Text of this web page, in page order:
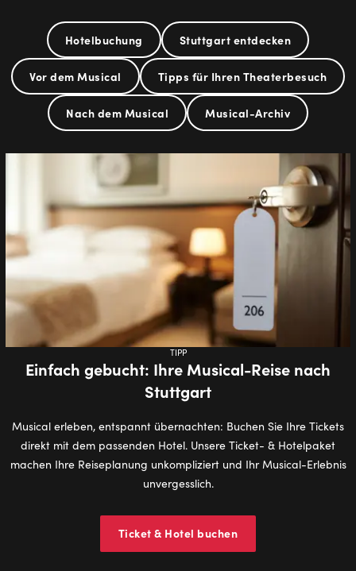
Hotelbuchung Stuttgart entdecken
Vor dem Musical Tipps für Ihren Theaterbesuch
Nach dem Musical Musical-Archiv
TIPP
Einfach gebucht: Ihre Musical-Reise nach
Stuttgart
Musical erleben, entspannt übernachten: Buchen Sie Ihre Tickets
direkt mit dem passenden Hotel. Unsere Ticket- & Hotelpaket
machen Ihre Reiseplanung unkompliziert und Ihr Musical-Erlebnis
unvergesslich.
Ticket & Hotel buchen